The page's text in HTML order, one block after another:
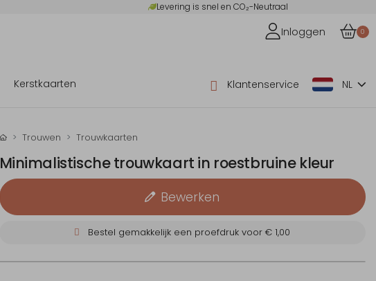
Levering is snel en CO₂-Neutraal
Inloggen 0
Kerstkaarten Klantenservice NL
Trouwen Trouwkaarten
Minimalistische trouwkaart in roestbruine kleur
Bewerken
Bestel gemakkelijk een proefdruk voor€ 1,00